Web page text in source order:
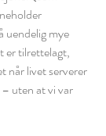
uendelig mye
er tilrettelagt,
når livet serverer
uten at vi var